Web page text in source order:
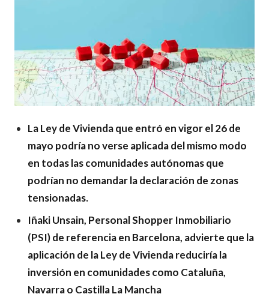
La Ley de Vivienda que entró en vigor el 26 de
mayo podría no verse aplicada del mismo modo
en todas las comunidades autónomas que
podrían no demandar la declaración de zonas
tensionadas.
Iñaki Unsain, Personal Shopper Inmobiliario
(PSI) de referencia en Barcelona, advierte que la
aplicación de la Ley de Vivienda reduciría la
inversión en comunidades como Cataluña,
Navarra o Castilla La Mancha